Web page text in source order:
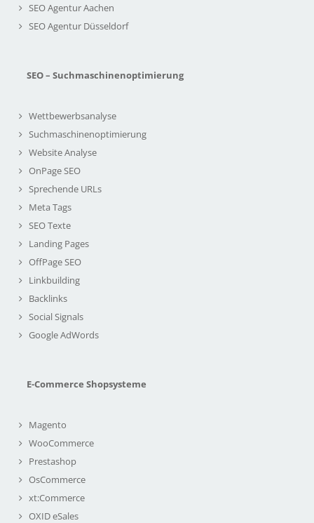
SEO Agentur Aachen
SEO Agentur Düsseldorf
SEO – Suchmaschinenoptimierung
Wettbewerbsanalyse
Suchmaschinenoptimierung
Website Analyse
OnPage SEO
Sprechende URLs
Meta Tags
SEO Texte
Landing Pages
OffPage SEO
Linkbuilding
Backlinks
Social Signals
Google AdWords
E-Commerce Shopsysteme
Magento
WooCommerce
Prestashop
OsCommerce
xt:Commerce
OXID eSales